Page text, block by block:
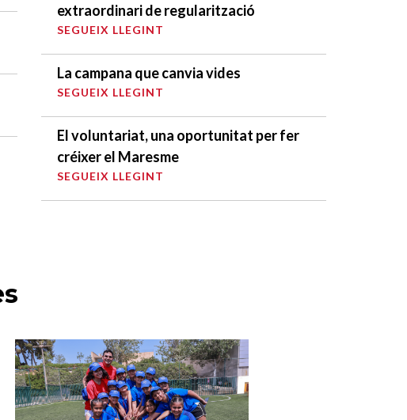
extraordinari de regularització
SEGUEIX LLEGINT
La campana que canvia vides
SEGUEIX LLEGINT
El voluntariat, una oportunitat per fer
créixer el Maresme
SEGUEIX LLEGINT